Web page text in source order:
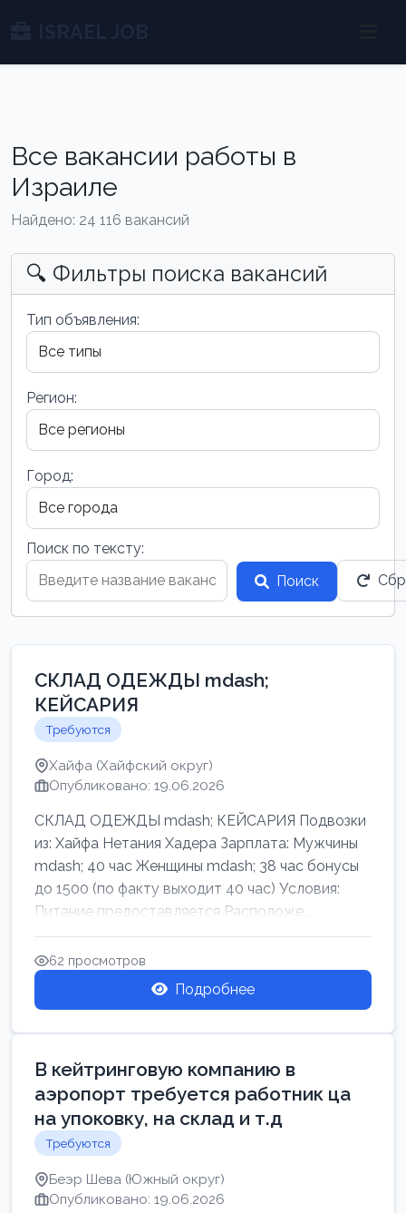
Все вакансии работы в
Израиле
Найдено: 24 116 вакансий
🔍 Фильтры поиска вакансий
Тип объявления:
Регион:
Город:
Поиск по тексту:
Поиск
СКЛАД ОДЕЖДЫ mdash;
КЕЙСАРИЯ
Требуются
Хайфа (Хайфский округ)
Опубликовано: 19.06.2026
СКЛАД ОДЕЖДЫ mdash; КЕЙСАРИЯ Подвозки
из: Хайфа Нетания Хадера Зарплата: Мужчины
mdash; 40 час Женщины mdash; 38 час бонусы
до 1500 (по факту выходит 40 час) Условия:
Питание предоставляется Расположе...
62 просмотров
Подробнее
В кейтринговую компанию в
аэропорт требуется работник ца
на упоковку, на склад и т.д
Требуются
Беэр Шева (Южный округ)
Опубликовано: 19.06.2026